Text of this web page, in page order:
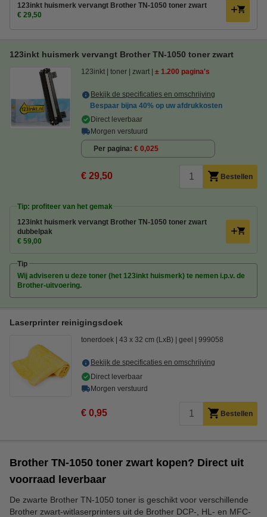
123inkt huismerk vervangt Brother TN-1050 toner zwart
€ 29,50
123inkt huismerk vervangt Brother TN-1050 toner zwart
123inkt toner zwart ± 1.200 pagina's
Bekijk de specificaties en omschrijving
Bespaar bijna 40% op uw afdrukkosten
Direct leverbaar
Morgen verstuurd
Per pagina € 0,025
€ 29,50 Bestellen
Tip: profiteer van het gemak
123inkt huismerk vervangt Brother TN-1050 toner zwart
dubbelpak
€ 59,00
Tip
Wij adviseren u deze toner (het 123inkt huismerk) te nemen i.p.v. de
Brother-uitvoering.
Laserprinter reinigingsdoek
tonerdoek 43 x 32 cm (LxB) geel 999058
Bekijk de specificaties en omschrijving
Direct leverbaar
Morgen verstuurd
€ 0,95 Bestellen
Brother TN-1050 toner zwart kopen? Direct uit
voorraad leverbaar
De zwarte Brother TN-1050 toner is geschikt voor verschillende
Brother zwart-witlaserprinters uit de Brother DCP-, HL- en MFC-